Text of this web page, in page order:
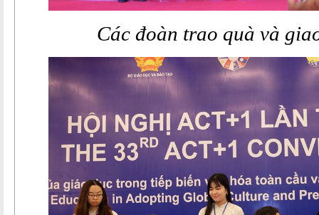
Các đoàn trao quà và